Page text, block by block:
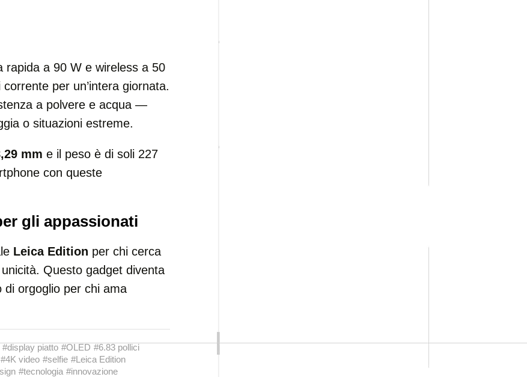
rapida a 90 W e wireless a 50
per un’intera giornata.
a polvere e acqua —
o situazioni estreme.
mm e il peso è di soli 227
con queste
gli appassionati
Leica Edition per chi cerca
Questo gadget diventa
di orgoglio per chi ama
#display piatto #OLED #6.83 pollici
#4K video #selfie #Leica Edition
#tecnologia #innovazione